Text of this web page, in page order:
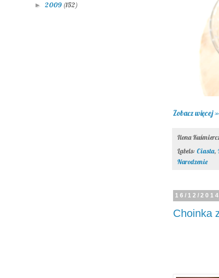
Zobacz więcej »
Ilona
Labels: Ciasta,
Narodzenie
16/12/
Choinka
► 2009 (152)